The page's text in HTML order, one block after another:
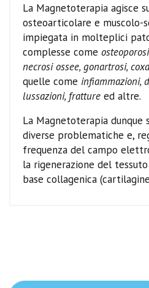
La Magnetoterapia agisce
osteoarticolare e muscolo-
impiegata in molteplici
complesse come
necrosi ossee, gonartrosi,
quelle come infiammazioni,
lussazioni, fratture ed altre.
La Magnetoterapia dunque
diverse problematiche e,
frequenza del campo
la rigenerazione del
base collagenica